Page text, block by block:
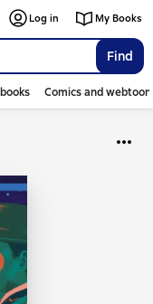
Find
Log in My Books
Comics and